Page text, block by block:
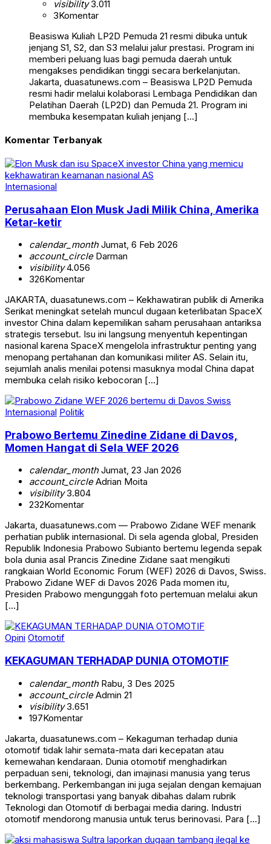
visibility3.011
3Komentar
Beasiswa Kuliah LP2D Pemuda 21 resmi dibuka untuk
jenjang S1, S2, dan S3 melalui jalur prestasi. Program ini
memberi peluang luas bagi pemuda daerah untuk
mengakses pendidikan tinggi secara berkelanjutan.
Jakarta, duasatunews.com – Beasiswa LP2D Pemuda
resmi hadir melalui kolaborasi Lembaga Pendidikan dan
Pelatihan Daerah (LP2D) dan Pemuda 21. Program ini
membuka kesempatan kuliah jenjang […]
Komentar Terbanyak
Internasional
Perusahaan Elon Musk Jadi Milik China, Amerika
Ketar-ketir
calendar_monthJumat, 6 Feb 2026
account_circleDarman
visibility4.056
326Komentar
JAKARTA, duasatunews.com – Kekhawatiran publik di Amerika
Serikat meningkat setelah muncul dugaan keterlibatan SpaceX
investor China dalam kepemilikan saham perusahaan antariksa
strategis tersebut. Isu ini langsung menyentuh kepentingan
nasional karena SpaceX mengelola infrastruktur penting yang
menopang pertahanan dan komunikasi militer AS. Selain itu,
sejumlah analis menilai potensi masuknya modal China dapat
membuka celah risiko kebocoran […]
Internasional Politik
Prabowo Bertemu Zinedine Zidane di Davos,
Momen Hangat di Sela WEF 2026
calendar_monthJumat, 23 Jan 2026
account_circleAdrian Moita
visibility3.804
232Komentar
Jakarta, duasatunews.com — Prabowo Zidane WEF menarik
perhatian publik internasional. Di sela agenda global, Presiden
Republik Indonesia Prabowo Subianto bertemu legenda sepak
bola dunia asal Prancis Zinedine Zidane saat mengikuti
rangkaian World Economic Forum (WEF) 2026 di Davos, Swiss.
Prabowo Zidane WEF di Davos 2026 Pada momen itu,
Presiden Prabowo mengunggah foto pertemuan melalui akun
[…]
Opini Otomotif
KEKAGUMAN TERHADAP DUNIA OTOMOTIF
calendar_monthRabu, 3 Des 2025
account_circleAdmin 21
visibility3.651
197Komentar
Jakarta, duasatunews.com – Kekaguman terhadap dunia
otomotif tidak lahir semata-mata dari kecepatan atau
kemewahan kendaraan. Dunia otomotif menghadirkan
perpaduan seni, teknologi, dan imajinasi manusia yang terus
berkembang. Perkembangan ini juga sejalan dengan kemajuan
teknologi transportasi yang banyak dibahas dalam rubrik
Teknologi dan Otomotif di berbagai media daring. Industri
otomotif mendorong manusia untuk terus berinovasi. Para […]